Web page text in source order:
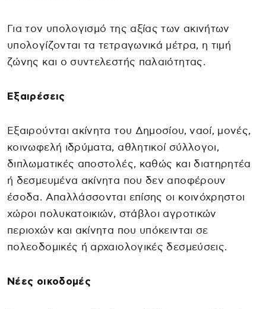
Για τον υπολογισμό της αξίας των ακινήτων
υπολογίζονται τα τετραγωνικά μέτρα, η τιμή
ζώνης και ο συντελεστής παλαιότητας.
Εξαιρέσεις
Εξαιρούνται ακίνητα του Δημοσίου, ναοί, μονές,
κοινωφελή ιδρύματα, αθλητικοί σύλλογοι,
διπλωματικές αποστολές, καθώς και διατηρητέα
ή δεσμευμένα ακίνητα που δεν αποφέρουν
έσοδα. Απαλλάσσονται επίσης οι κοινόχρηστοι
χώροι πολυκατοικιών, στάβλοι αγροτικών
περιοχών και ακίνητα που υπόκεινται σε
πολεοδομικές ή αρχαιολογικές δεσμεύσεις.
Νέες οικοδομές